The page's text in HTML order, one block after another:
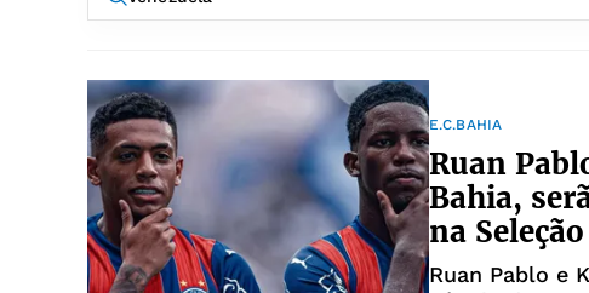
E.C.BAHIA
Ruan
Bahia,
na
Ruan Pablo e